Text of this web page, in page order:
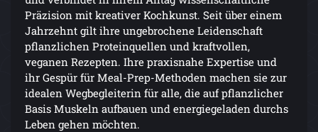
Präzision mit kreativer Kochkunst. Seit über einem
Jahrzehnt gilt ihre ungebrochene Leidenschaft
pflanzlichen Proteinquellen und kraftvollen,
veganen Rezepten. Ihre praxisnahe Expertise und
ihr Gespür für Meal-Prep-Methoden machen sie zur
idealen Wegbegleiterin für alle, die auf pflanzlicher
Basis Muskeln aufbauen und energiegeladen durchs
Leben gehen möchten.